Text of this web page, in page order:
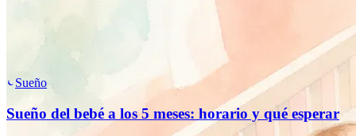
Sueño
Sueño del bebé a los 5 meses: horario y qué esperar